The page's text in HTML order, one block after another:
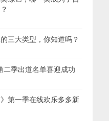
三大类型，你知道吗？
季出道名单喜迎成功
第一季在线欢乐多多新